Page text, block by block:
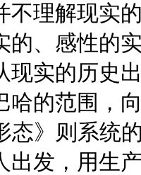
不理解现实
的、感性的
现实的历史
哈的范围，
》则系统
出发，用生